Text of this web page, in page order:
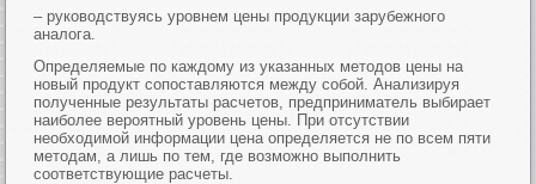
– руководствуясь уровнем цены продукции зарубежного
аналога.
Определяемые по каждому из указанных методов цены на
новый продукт сопоставляются между собой. Анализируя
полученные результаты расчетов, предприниматель выбирает
наиболее вероятный уровень цены. При отсутствии
необходимой информации цена определяется не по всем пяти
методам, а лишь по тем, где возможно выполнить
соответствующие расчеты.